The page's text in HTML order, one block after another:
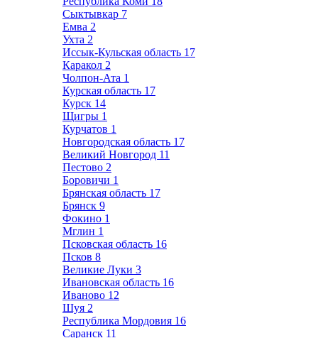
Сыктывкар 7
Емва 2
Ухта 2
Иссык-Кульская область 17
Каракол 2
Чолпон-Ата 1
Курская область 17
Курск 14
Щигры 1
Курчатов 1
Новгородская область 17
Великий Новгород 11
Пестово 2
Боровичи 1
Брянская область 17
Брянск 9
Фокино 1
Мглин 1
Псковская область 16
Псков 8
Великие Луки 3
Ивановская область 16
Иваново 12
Шуя 2
Республика Мордовия 16
Саранск 11